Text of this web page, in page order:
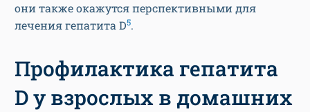
они также окажутся перспективными для
лечения гепатита D5.
Профилактика гепатита
D у взрослых в домашних